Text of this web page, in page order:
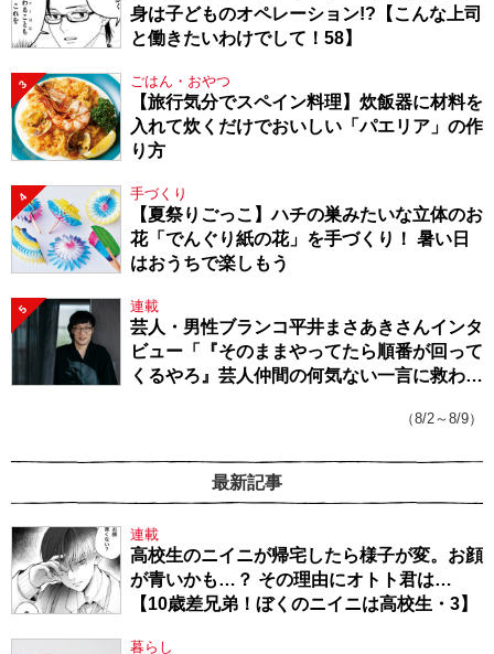
身は子どものオペレーション!?【こんな上司
と働きたいわけでして！58】
3 ごはん・おやつ
【旅行気分でスペイン料理】炊飯器に材料を
入れて炊くだけでおいしい「パエリア」の作
り方
4 手づくり
【夏祭りごっこ】ハチの巣みたいな立体のお
花「でんぐり紙の花」を手づくり！ 暑い日
はおうちで楽しもう
5 連載
芸人・男性ブランコ平井まさあきさんインタ
ビュー「『そのままやってたら順番が回って
くるやろ』芸人仲間の何気ない一言に救われ
（8/2～8/9）
最新記事
連載
高校生のニイニが帰宅したら様子が変。お顔
が青いかも…？ その理由にオトト君は…
【10歳差兄弟！ぼくのニイニは高校生・3】
暮らし